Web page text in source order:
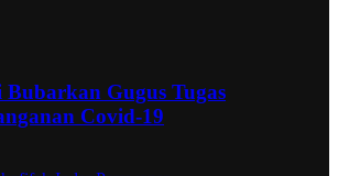
Bubarkan Gugus Tugas
Covid-19